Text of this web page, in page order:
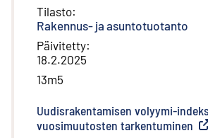
Tilasto:
Rakennus- ja asuntotuotanto
Päivitetty:
18.2.2025
13m5
Uudisrakentamisen volyymi-
vuosimuutosten tarkentuminen